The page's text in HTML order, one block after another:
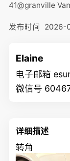
41@granville
发布时间 2026-
Elaine
电子邮箱
微信号
详细描述
转角